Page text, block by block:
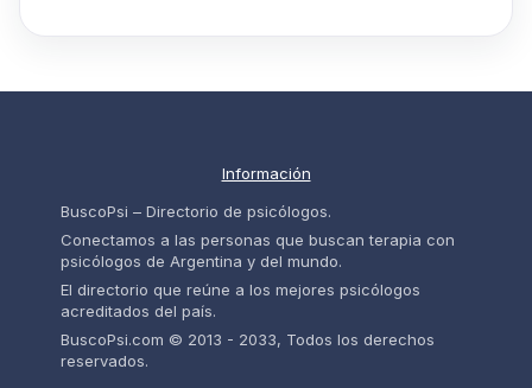
Información
BuscoPsi – Directorio de psicólogos.
Conectamos a las personas que buscan terapia con
psicólogos de Argentina y del mundo.
El directorio que reúne a los mejores psicólogos
acreditados del país.
BuscoPsi.com © 2013 - 2033, Todos los derechos
reservados.